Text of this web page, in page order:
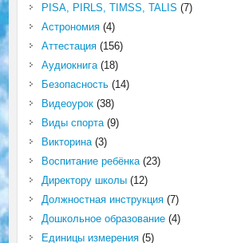
PISA, PIRLS, TIMSS, TALIS (7)
Астрономия(4)
Аттестация(156)
Аудиокнига(18)
Безопасность(14)
Видеоурок(38)
Виды спорта(9)
Викторина(3)
Воспитание ребёнка(23)
Директору школы(12)
Должностная инструкция(7)
Дошкольное образование(4)
Единицы измерения(5)